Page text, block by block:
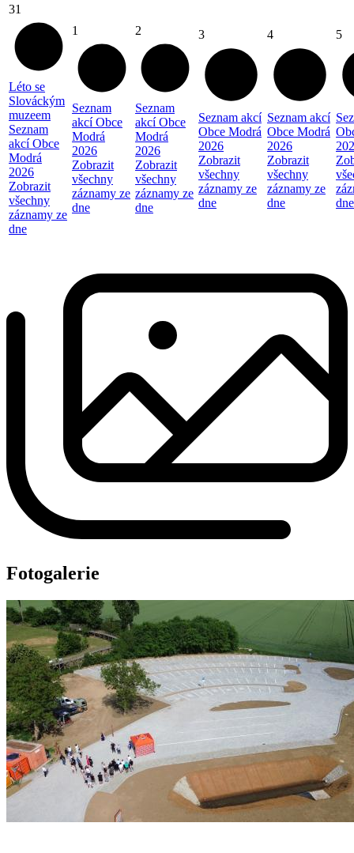
31
Léto se
Slováckým
muzeem
Seznam
akcí Obce
Modrá
2026
Zobrazit
všechny
záznamy ze
dne
1
Seznam
akcí Obce
Modrá
2026
Zobrazit
všechny
záznamy ze
dne
2
Seznam
akcí Obce
Modrá
2026
Zobrazit
všechny
záznamy ze
dne
3
Seznam akcí
Obce Modrá
2026
Zobrazit
všechny
záznamy ze
dne
4
Seznam akcí
Obce Modrá
2026
Zobrazit
všechny
záznamy ze
dne
5
dne
Fotogalerie